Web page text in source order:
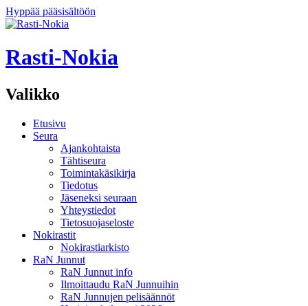
Hyppää pääsisältöön
Rasti-Nokia
Valikko
Etusivu
Seura
Ajankohtaista
Tähtiseura
Toimintakäsikirja
Tiedotus
Jäseneksi seuraan
Yhteystiedot
Tietosuojaseloste
Nokirastit
Nokirastiarkisto
RaN Junnut
RaN Junnut info
Ilmoittaudu RaN Junnuihin
RaN Junnujen pelisäännöt